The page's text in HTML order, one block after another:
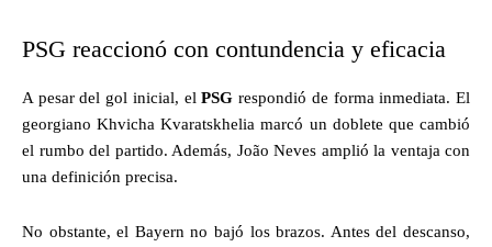
PSG reaccionó con contundencia y eficacia
A pesar del gol inicial, elPSG respondió de forma inmediata. El
georgiano Khvicha Kvaratskhelia marcó un doblete que cambió
el rumbo del partido. Además, João Neves amplió la ventaja con
una definición precisa.
No obstante, el Bayern no bajó los brazos. Antes del descanso,